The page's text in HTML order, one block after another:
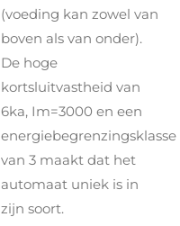
(voeding kan zowel van
boven als van onder).
De hoge
kortsluitvastheid van
6ka, Im=3000 en een
energiebegrenzingsklasse
van 3 maakt dat het
automaat uniek is in
zijn soort.